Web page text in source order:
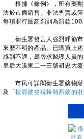
根據《條例》，所有藥劑
法於市面銷售。非法售賣或
每項罪行最高罰則為罰款
衞生署發言人強烈呼籲市
來歷不明的產品。已購買上
感到不適，應尋求醫護人員
皇后大道東二一三號胡忠大
市民可詳閱衞生署藥物辦
及「搜尋被發現摻雜西藥的